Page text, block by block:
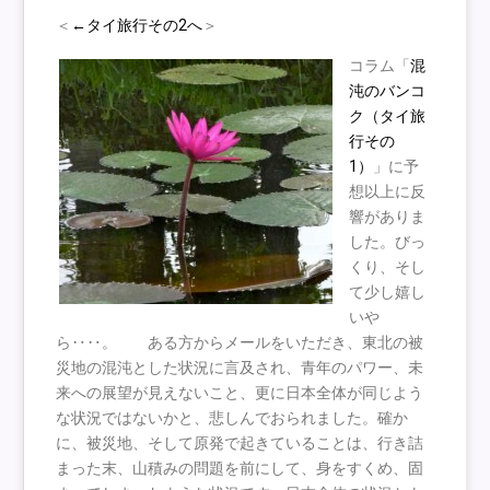
＜ ←タイ旅行その2へ＞
コラム「混
沌のバンコ
ク（タイ旅
行その
1）
」に予
想以上に反
響がありま
した。びっ
くり、そし
て少し嬉し
いや
ら‥‥。 ある方からメールをいただき、東北の被
災地の混沌とした状況に言及され、青年のパワー、未
来への展望が見えないこと、更に日本全体が同じよう
な状況ではないかと、悲しんでおられました。確か
に、被災地、そして原発で起きていることは、行き詰
まった末、山積みの問題を前にして、身をすくめ、固